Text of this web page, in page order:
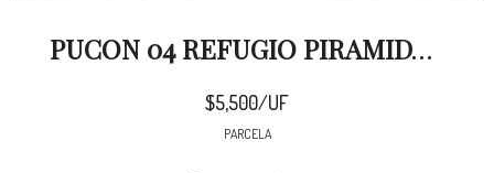
PUCON 04 REFUGIO PIRAMIDAL EN 5000 M2
$5,500/UF
PARCELA